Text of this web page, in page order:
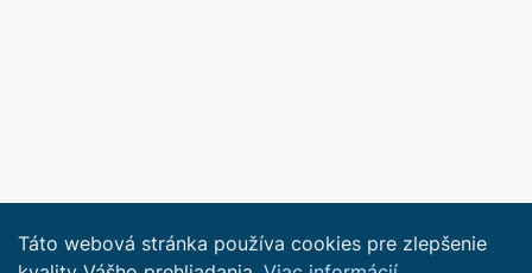
Táto webová stránka používa cookies pre zlepšenie